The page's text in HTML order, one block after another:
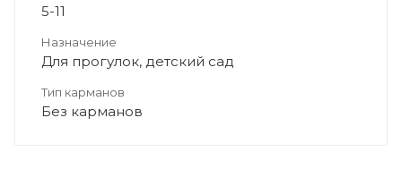
5-11
Назначение
Для прогулок, детский сад
Тип карманов
Без карманов